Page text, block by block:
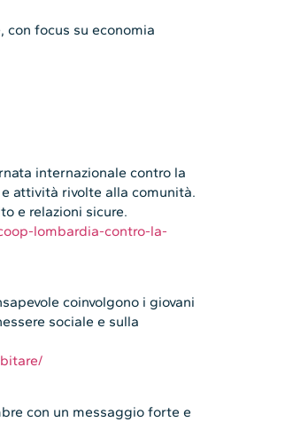
focus su economia
internazionale contro la
attività rivolte alla comunità.
e relazioni sicure.
lombardia-contro-la-
coinvolgono i giovani
sociale e sulla
con un messaggio forte e